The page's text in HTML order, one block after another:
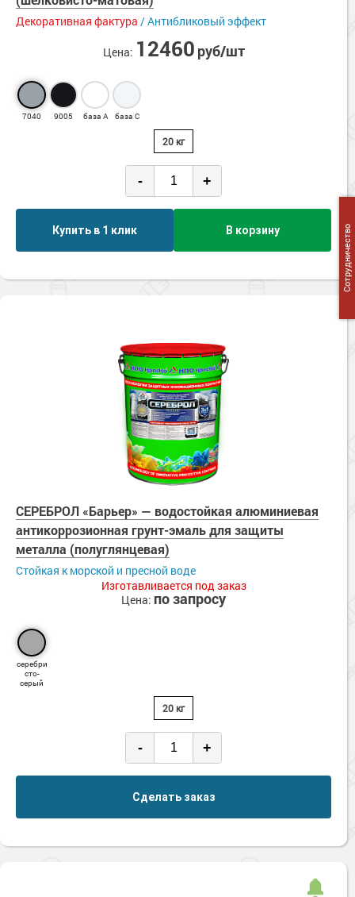
Декоративная фактура / Антибликовый эффект
Цена: 12460 руб/шт
7040 9005 база А база С
20 кг
- +
Купить в 1 клик В корзину
СЕРЕБРОЛ «Барьер» — водостойкая алюминиевая
антикоррозионная грунт-эмаль для защиты
металла (полуглянцевая)
Стойкая к морской и пресной воде
Изготавливается под заказ
Цена: по запросу
серебри
сто-
серый
20 кг
- +
Сделать заказ
Сотрудничество